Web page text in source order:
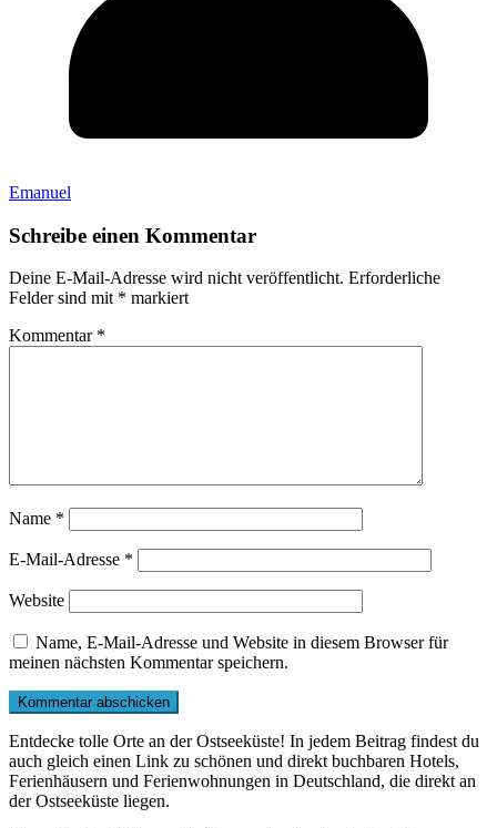
Emanuel
Schreibe einen Kommentar
Deine E-Mail-Adresse wird nicht veröffentlicht. Erforderliche
Felder sind mit * markiert
Kommentar *
Name *
E-Mail-Adresse *
Website
Name, E-Mail-Adresse und Website in diesem Browser für
meinen nächsten Kommentar speichern.
Entdecke tolle Orte an der Ostseeküste! In jedem Beitrag findest du
auch gleich einen Link zu schönen und direkt buchbaren Hotels,
Ferienhäusern und Ferienwohnungen in Deutschland, die direkt an
der Ostseeküste liegen.